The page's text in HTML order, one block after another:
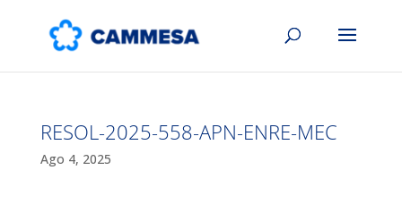
RESOL-2025-558-APN-ENRE-MEC
Ago 4, 2025